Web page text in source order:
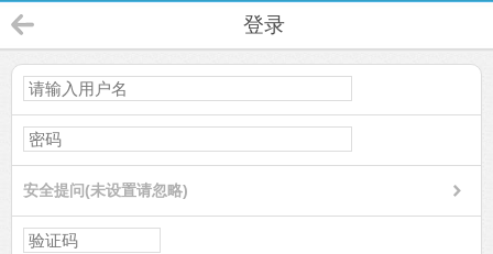
登录
安全提问(未设置请忽略)